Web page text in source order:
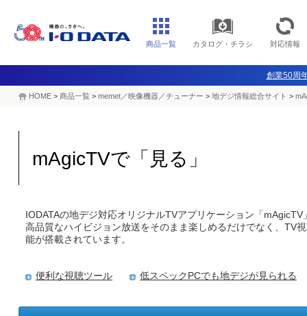
商品一覧 カタログ・チラシ 対応情報
創業50周
HOME > 商品一覧 > memet／映像機器／チューナー > 地デジ情報総合サイト >
mAgicTVで「見る」
IODATAの地デジ対応オリジナルTVアプリケーション「mAgicTV
高品質なハイビジョン放送をそのまま楽しめるだけでなく、TV
能が搭載されています。
便利な視聴ツール 低スペックPCでも地デジが見られる